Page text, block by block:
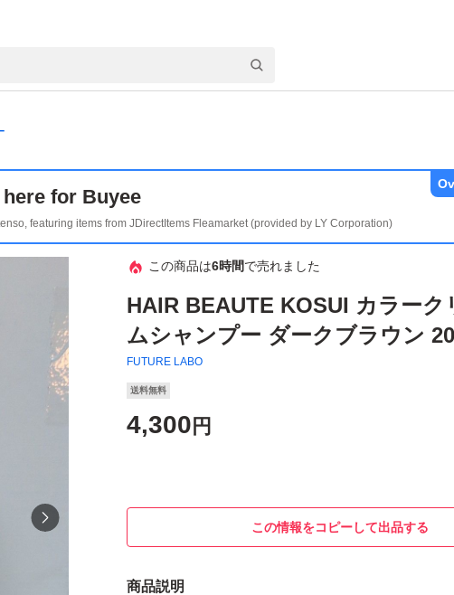
for Buyee
featuring items from JDirectItems Fleamarket (provided by LY Corporation)
この商品は6時間で売れました
HAIR BEAUTE KOSUI カラーク
ムシャンプー ダークブラウン
FUTURE LABO
送料無料
4,300 円
この情報をコピーして出品する
商品説明